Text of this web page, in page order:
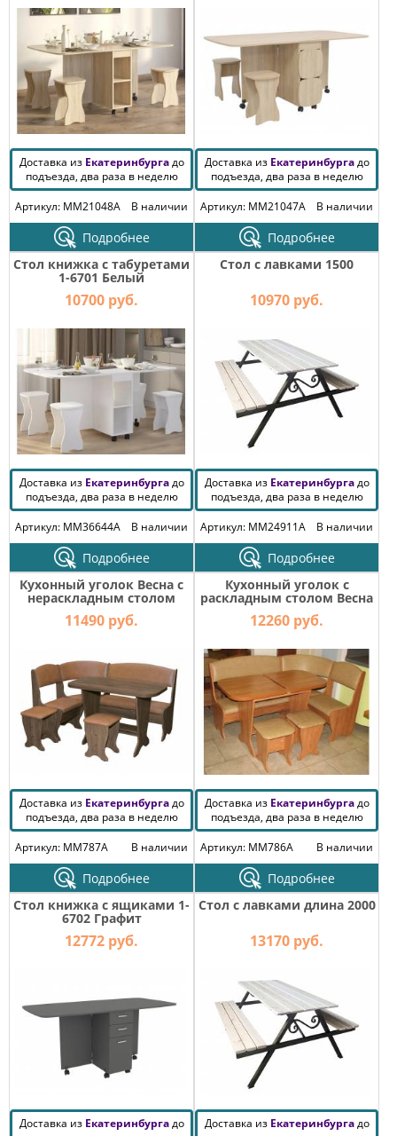
Доставка из Екатеринбургадо
подъезда, два раза в неделю
Артикул: MM21048A
В наличии
Подробнее
Доставка из Екатеринбургадо
подъезда, два раза в неделю
Артикул: MM21047A
В наличии
Подробнее
Стол книжка с табуретами
1-6701 Белый
10700 руб.
Доставка из Екатеринбургадо
подъезда, два раза в неделю
Артикул: MM36644A
В наличии
Подробнее
Стол с лавками 1500
10970 руб.
Доставка из Екатеринбургадо
подъезда, два раза в неделю
Артикул: MM24911A
В наличии
Подробнее
Кухонный уголок Весна с
нераскладным столом
(Курск)
11490 руб.
Доставка из Екатеринбургадо
подъезда, два раза в неделю
Артикул: MM787A
В наличии
Подробнее
Кухонный уголок с
раскладным столом Весна
(Курск)
12260 руб.
Доставка из Екатеринбургадо
подъезда, два раза в неделю
Артикул: MM786A
В наличии
Подробнее
Стол книжка с ящиками 1-
6702 Графит
12772 руб.
Доставка из Екатеринбургадо
Стол с лавками длина 2000
13170 руб.
Доставка из Екатеринбургадо
ТУАЛЕТНЫЕ
СТОЛИКИ
БАНКЕТКИ
И
ДИВАНЧИКИ
САДОВАЯ
МЕБЕЛЬ
ЗЕРКАЛА
ФАБРИКИ
МЕБЕЛИ